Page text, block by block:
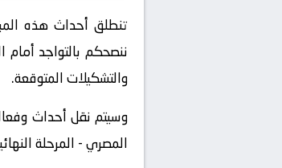
ننصحكم بالتواجد
والتشكيلات المتوقعة.
​وسيتم نقل أحداث
المصري - المرحلة